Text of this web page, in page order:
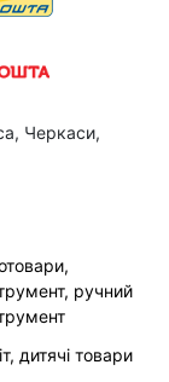
Черкаси,
ручний
дитячі товари